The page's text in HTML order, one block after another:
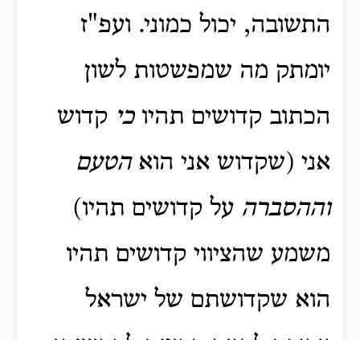
התשובה, יכול כמוני. ועפ"ז
יומתק מה שמפשטות לשון
הכתוב קדושים תהיוכי קדוש
אני (שקדוש אני הואהטעם
וההסברה על קדושים תהיו)
משמע שהציווי קדושים תהיו
הוא שקדושתם של ישראל